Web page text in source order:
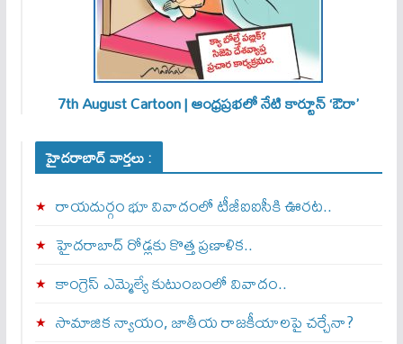
7th August Cartoon | ఆంధ్రప్రభలో నేటి కార్టూన్ ‘ఔరా’
హైదరాబాద్ వార్తలు :
రాయదుర్గం భూ వివాదంలో టీజీఐఐసీకి ఊరట..
హైదరాబాద్ రోడ్లకు కొత్త ప్రణాళిక..
కాంగ్రెస్ ఎమ్మెల్యే కుటుంబంలో వివాదం..
సామాజిక న్యాయం, జాతీయ రాజకీయాలపై చర్చేనా?